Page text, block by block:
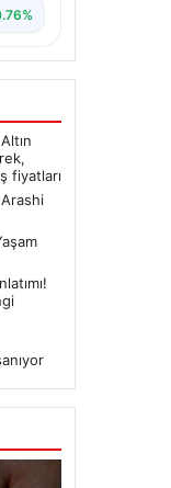
fiyatları